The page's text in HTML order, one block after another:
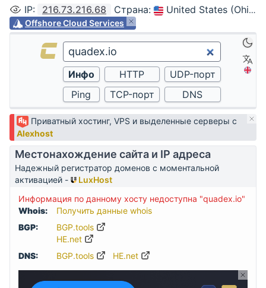
IP: 216.73.216.68 Страна: United States (Ohio, Columbus)
Offshore Cloud Services
Приватный хостинг, VPS и выделенные серверы с
Alexhost
Местонахождение сайта и IP адреса
Надежный регистратор доменов с моментальной
активацией -
LuxHost
Информация по данному хосту недоступна "quadex.io"
Whois:
Получить данные whois
BGP:
BGP.tools
HE.net
DNS:
BGP.tools HE.net